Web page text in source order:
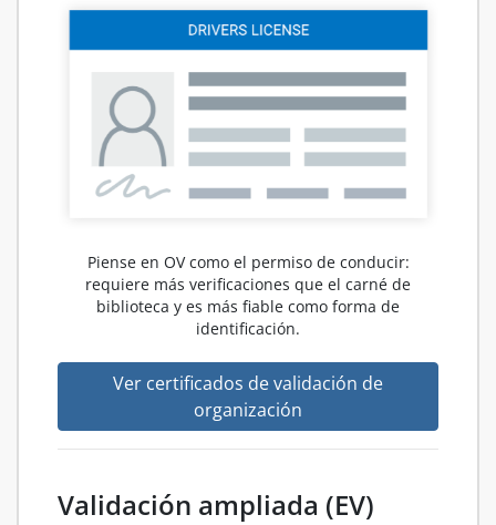
Piense en OV como el permiso de conducir:
requiere más verificaciones que el carné de
biblioteca y es más fiable como forma de
identificación.
Ver certificados de validación de
organización
Validación ampliada (EV)